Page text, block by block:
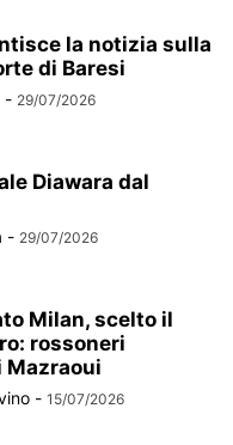
la notizia sulla
di Baresi
- 29/07/2026
Diawara dal
- 29/07/2026
Milan, scelto il
rossoneri
Mazraoui
- 15/07/2026